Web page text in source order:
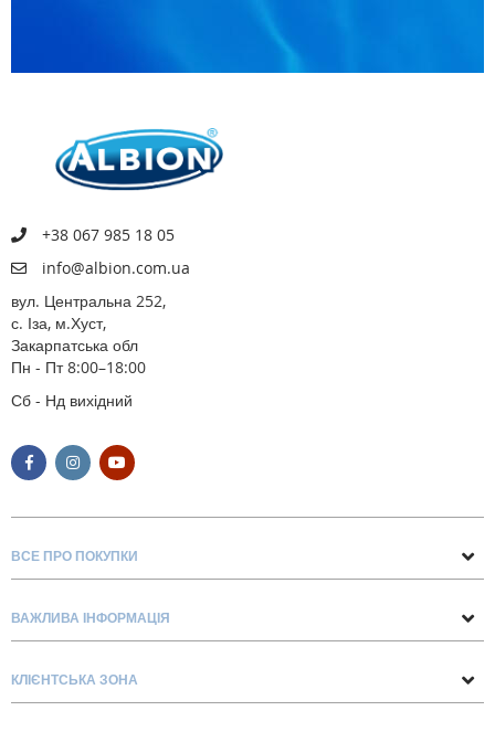
+38 067 985 18 05
info@albion.com.ua
вул. Центральна 252,
с. Іза, м.Хуст,
Закарпатська обл
Пн - Пт 8:00–18:00
Сб - Нд вихідний
ВСЕ ПРО ПОКУПКИ
Про нас
Блог
ВАЖЛИВА ІНФОРМАЦІЯ
Доставка та оплата
КЛІЄНТСЬКА ЗОНА